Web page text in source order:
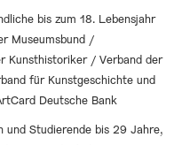
bis zum 18. Lebensjahr
Museumsbund /
Kunsthistoriker / Verband der
für Kunstgeschichte und
Deutsche Bank
und Studierende bis 29 Jahre,